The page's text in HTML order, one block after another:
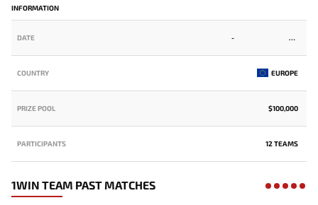
INFORMATION
DATE -
COUNTRY EUROPE
PRIZE POOL $100,000
PARTICIPANTS 12 TEAMS
1WIN TEAM PAST MATCHES